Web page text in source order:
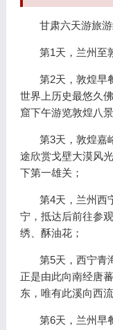
甘肃六天游旅游
第1天，兰州至敦
第2天，敦煌早餐
世界上历史最悠久
窟下午游览敦煌八
第3天，敦煌嘉峪
途欣赏戈壁大漠风
下第一雄关；
第4天，兰州西宁
宁，抵达后前往参
绣、酥油花；
第5天，西宁青海
正是由此向南经唐
东，唯有此溪向西流
第6天，兰州早餐